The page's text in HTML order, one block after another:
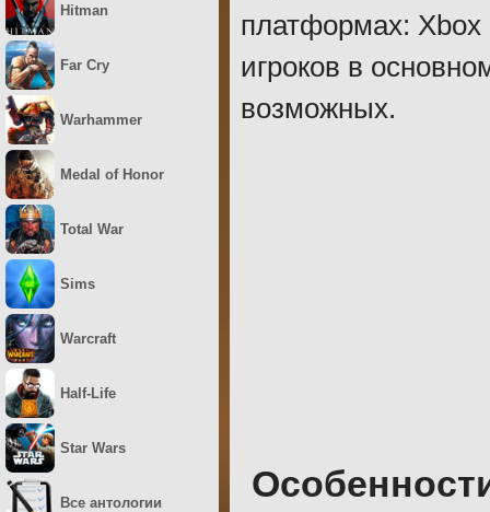
платформах: Xbox
игроков в
возможных.
Hitman
Far Cry
Warhammer
Medal of Honor
Total War
Sims
Warcraft
Half-Life
Star Wars
Все антологии